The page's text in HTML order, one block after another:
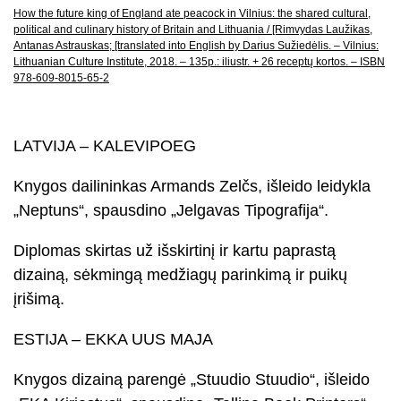
How the future king of England ate peacock in Vilnius: the shared cultural,
political and culinary history of Britain and Lithuania / [Rimvydas Laužikas,
Antanas Astrauskas; [translated into English by Darius Sužiedėlis. – Vilnius:
Lithuanian Culture Institute, 2018. – 135p.: iliustr. + 26 receptų kortos. – ISBN
978-609-8015-65-2
LATVIJA – KALEVIPOEG
Knygos dailininkas Armands Zelčs, išleido leidykla
„Neptuns“, spausdino „Jelgavas Tipografija“.
Diplomas skirtas už išskirtinį ir kartu paprastą
dizainą, sėkmingą medžiagų parinkimą ir puikų
įrišimą.
ESTIJA – EKKA UUS MAJA
Knygos dizainą parengė „Stuudio Stuudio“, išleido